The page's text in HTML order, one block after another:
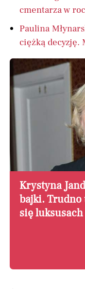
cmentarza w
Paulina
ciężką decyzję.
Krystyna
bajki. Trudno
się luksusach